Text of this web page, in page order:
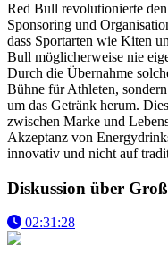
Red Bull revolutionierte
Sponsoring und
dass Sportarten wie Kiten
Bull möglicherweise nie
Durch die Übernahme
Bühne für Athleten,
um das Getränk herum.
zwischen Marke und
Akzeptanz von
innovativ und nicht auf
Diskussion über
02:31:28